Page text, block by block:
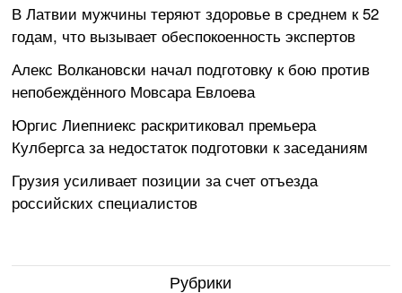
В Латвии мужчины теряют здоровье в среднем к 52
годам, что вызывает обеспокоенность экспертов
Алекс Волкановски начал подготовку к бою против
непобеждённого Мовсара Евлоева
Юргис Лиепниекс раскритиковал премьера
Кулбергса за недостаток подготовки к заседаниям
Грузия усиливает позиции за счет отъезда
российских специалистов
Рубрики